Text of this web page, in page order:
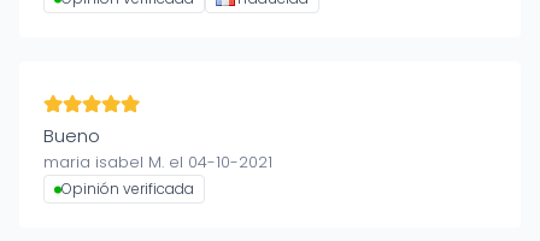
Bueno
maria isabel M. el 04-10-2021
Opinión verificada